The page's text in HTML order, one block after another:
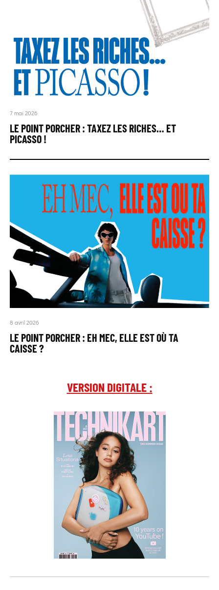
7 mai 2026
LE POINT PORCHER : TAXEZ LES RICHES… ET
PICASSO !
8 avril 2026
LE POINT PORCHER : EH MEC, ELLE EST OÙ TA
CAISSE ?
VERSION DIGITALE :